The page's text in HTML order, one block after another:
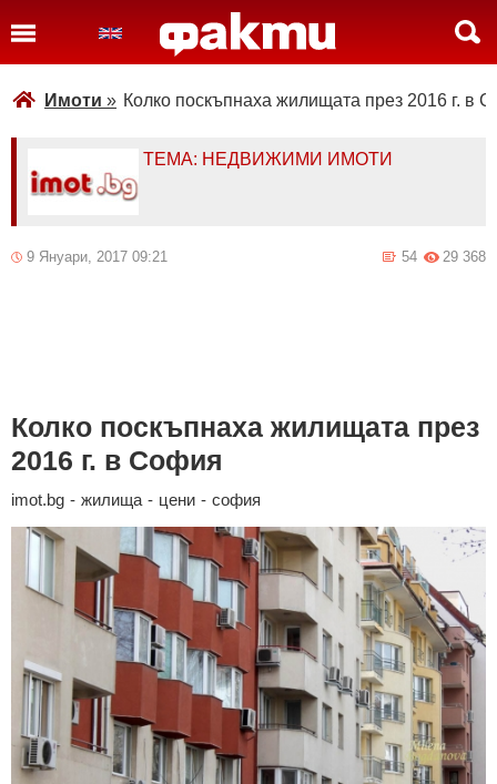
Имоти » Колко поскъпнаха жилищата през 2016 г. в
ТЕМА: НЕДВИЖИМИ ИМОТИ
9 Януари, 2017 09:21 29 368
54
Колко поскъпнаха жилищата през
2016 г. в София
imot.bg - жилища - цени - софия